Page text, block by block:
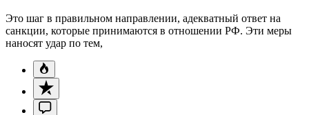
Это шаг в правильном направлении, адекватный ответ на
санкции, которые принимаются в отношении РФ. Эти меры
наносят удар по тем,